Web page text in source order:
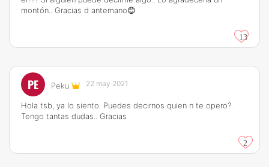
montón.. Gracias d antemano😊
13
PE Peku 22 may 2021
Hola tsb, ya lo siento. Puedes decirnos quien n te opero?.
Tengo tantas dudas.. Gracias
2